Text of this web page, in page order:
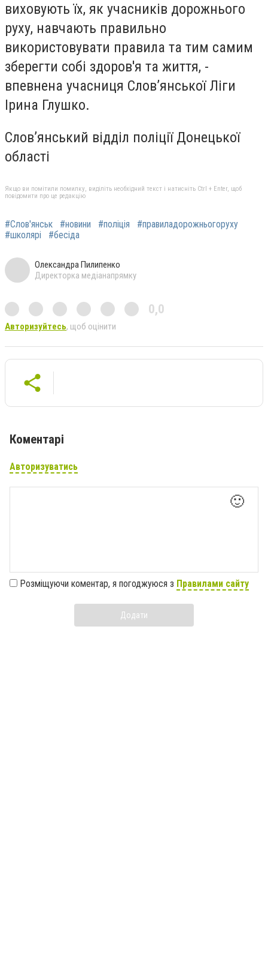
виховують їх, як учасників дорожнього
руху, навчають правильно
використовувати правила та тим самим
зберегти собі здоров'я та життя, -
впевнена учасниця Слов’янської Ліги
Ірина Глушко.
Слов’янський відділ поліції Донецької
області
Якщо ви помітили помилку, виділіть необхідний текст і натисніть Ctrl + Enter, щоб
повідомити про це редакцію
#Слов'янськ #новини #поліція
#правиладорожньогоруху
#школярі
#бесіда
Олександра Пилипенко
Директорка медіанапрямку
0,0
Авторизуйтесь, щоб оцінити
Коментарі
Авторизуватись
🙂
Розміщуючи коментар, я погоджуюся з Правилами сайту
Додати